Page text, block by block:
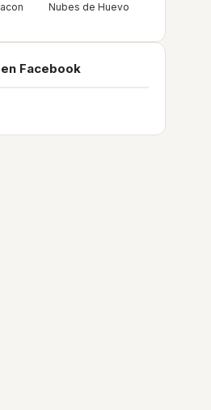
Nubes de Huevo
Facebook